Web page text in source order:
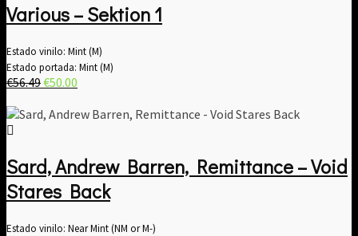
Various – Sektion 1
Estado vinilo: Mint (M)
Estado portada: Mint (M)
€56.49El
original
€50.00
actual
Sard, Andrew Barren, Remittance – Void
Stares Back
Estado vinilo: Near Mint (NM or M-)